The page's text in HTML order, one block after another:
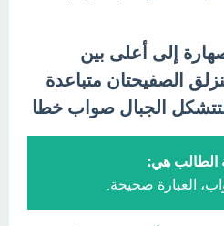
إلى أعلى بين
الصفيحتان متباعدة
الجبال صواب خطا
الطالب هي:
العبارة صحيحة.